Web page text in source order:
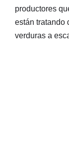
productores
están tratando
verduras a